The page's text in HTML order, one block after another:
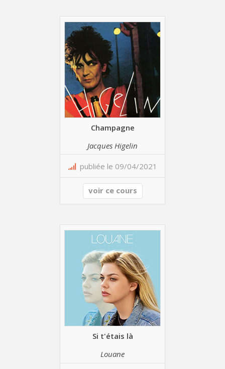
Champagne
Jacques Higelin
publiée le 09/04/2021
voir ce cours
Si t'étais là
Louane